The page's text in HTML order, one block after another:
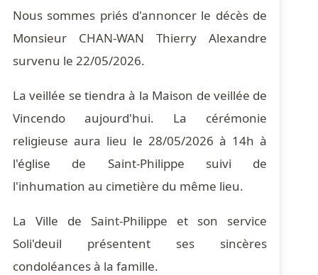
Nous sommes priés d'annoncer le décès de
Monsieur CHAN-WAN Thierry Alexandre
survenu le 22/05/2026.
La veillée se tiendra à la Maison de veillée de
Vincendo aujourd'hui. La cérémonie
religieuse aura lieu le 28/05/2026 à 14h à
l'église de Saint-Philippe suivi de
l'inhumation au cimetière du même lieu.
La Ville de Saint-Philippe et son service
Soli'deuil présentent ses sincères
condoléances à la famille.